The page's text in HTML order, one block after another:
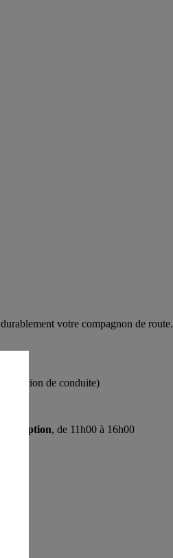
votre compagnon de route.
position de conduite)
inscription, de 11h00 à 16h00